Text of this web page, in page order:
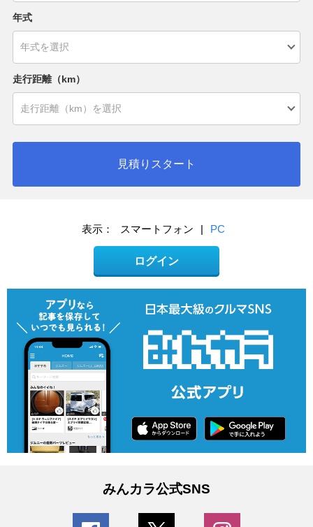
年式
走行距離（km）
見積りスタート
表示： スマートフォン | PC
ログイン
みんカラ公式SNS